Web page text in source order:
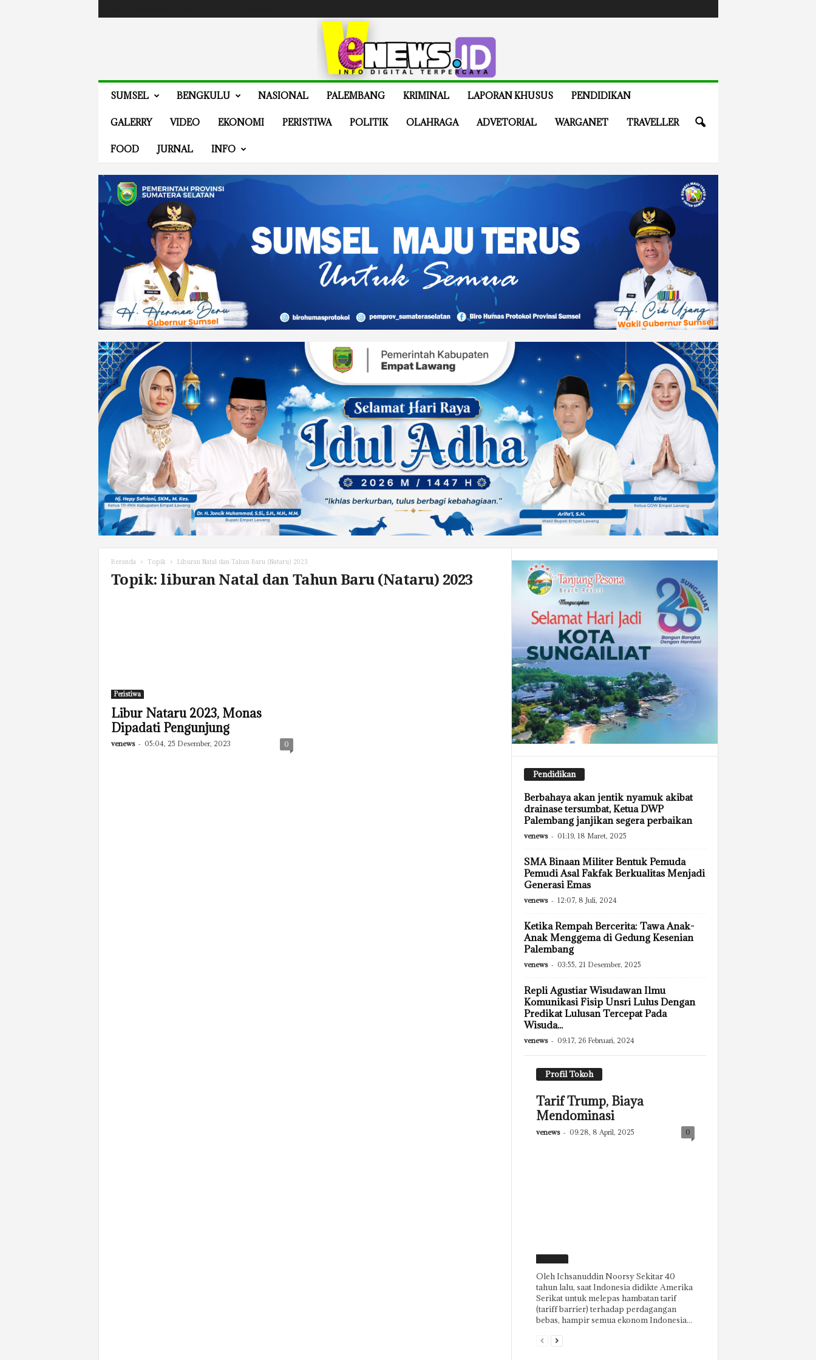
SUMSEL BENGKULU NASIONAL PALEMBANG KRIMINAL LAPORAN KHUSUS PENDIDIKAN
GALERRY VIDEO EKONOMI PERISTIWA POLITIK OLAHRAGA ADVETORIAL WARGANET TRAVELLER
FOOD JURNAL INFO
Beranda Topik Liburan Natal dan Tahun Baru (Nataru) 2023
Topik: liburan Natal dan Tahun Baru (Nataru) 2023
Peristiwa
Libur Nataru 2023, Monas
Dipadati Pengunjung
venews - 05:04, 25 Desember, 2023 0
Pendidikan
Berbahaya akan jentik nyamuk akibat
drainase tersumbat, Ketua DWP
Palembang janjikan segera perbaikan
venews - 01:19, 18 Maret, 2025
SMA Binaan Militer Bentuk Pemuda
Pemudi Asal Fakfak Berkualitas Menjadi
Generasi Emas
venews - 12:07, 8 Juli, 2024
Ketika Rempah Bercerita: Tawa Anak-
Anak Menggema di Gedung Kesenian
Palembang
venews - 03:55, 21 Desember, 2025
Repli Agustiar Wisudawan Ilmu
Komunikasi Fisip Unsri Lulus Dengan
Predikat Lulusan Tercepat Pada
Wisuda...
venews - 09:17, 26 Februari, 2024
Profil Tokoh
Tarif Trump, Biaya
Mendominasi
venews - 09:28, 8 April, 2025 0
Oleh Ichsanuddin Noorsy Sekitar 40
tahun lalu, saat Indonesia didikte Amerika
Serikat untuk melepas hambatan tarif
(tariff barrier) terhadap perdagangan
bebas, hampir semua ekonom Indonesia...